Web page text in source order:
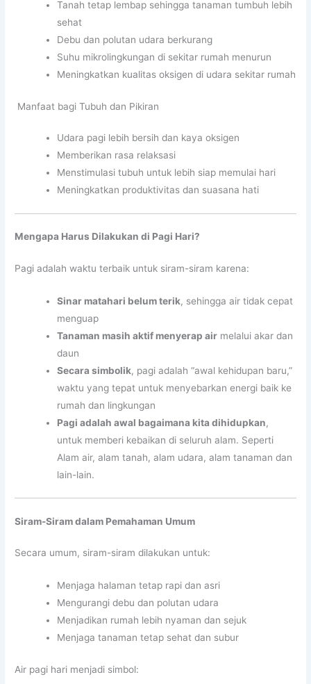
Tanah tetap lembap sehingga tanaman tumbuh lebih
sehat
Debu dan polutan udara berkurang
Suhu mikro­lingkungan di sekitar rumah menurun
Meningkatkan kualitas oksigen di udara sekitar rumah
️ Manfaat bagi Tubuh dan Pikiran
Udara pagi lebih bersih dan kaya oksigen
Memberikan rasa relaksasi
Menstimulasi tubuh untuk lebih siap memulai hari
Meningkatkan produktivitas dan suasana hati
Mengapa Harus Dilakukan di Pagi Hari?
Pagi adalah waktu terbaik untuk siram-siram karena:
Sinar matahari belum terik, sehingga air tidak cepat
menguap
Tanaman masih aktif menyerap air melalui akar dan
daun
Secara simbolik, pagi adalah “awal kehidupan baru,”
waktu yang tepat untuk menyebarkan energi baik ke
rumah dan lingkungan
Pagi adalah awal bagaimana kita dihidupkan,
untuk memberi kebaikan di seluruh alam. Seperti
Alam air, alam tanah, alam udara, alam tanaman dan
lain-lain.
Siram-Siram dalam Pemahaman Umum
Secara umum, siram-siram dilakukan untuk:
Menjaga halaman tetap rapi dan asri
Mengurangi debu dan polutan udara
Menjadikan rumah lebih nyaman dan sejuk
Menjaga tanaman tetap sehat dan subur
Air pagi hari menjadi simbol: